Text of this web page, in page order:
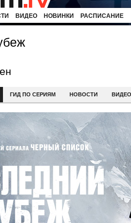
ВИДЕО НОВИНКИ РАСПИСАНИЕ
ГИД ПО СЕРИЯМ НОВОСТИ ВИДЕО